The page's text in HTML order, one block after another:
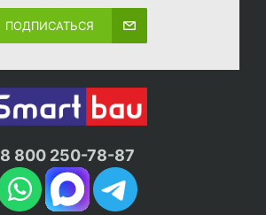
ПОДПИСАТЬСЯ
8 800 250-78-87